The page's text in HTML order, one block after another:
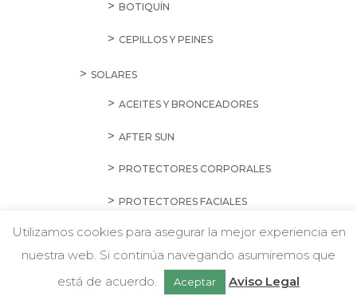
BOTIQUÍN
CEPILLOS Y PEINES
SOLARES
ACEITES Y BRONCEADORES
AFTER SUN
PROTECTORES CORPORALES
PROTECTORES FACIALES
Chatea con nosotros
Utilizamos cookies para asegurar la mejor experiencia en
nuestra web. Si continúa navegando asumiremos que
está de acuerdo.
Aceptar Aviso Legal